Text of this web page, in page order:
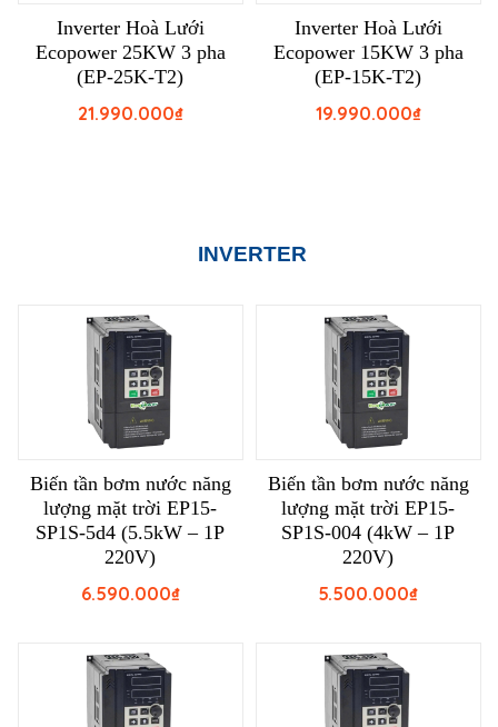
Inverter Hoà Lưới
Ecopower 25KW 3 pha
(EP-25K-T2)
₫
21.990.000
Inverter Hoà Lưới
Ecopower 15KW 3 pha
(EP-15K-T2)
₫
19.990.000
INVERTER
Biến tần bơm nước năng
lượng mặt trời EP15-
SP1S-5d4 (5.5kW – 1P
220V)
₫
6.590.000
Biến tần bơm nước năng
lượng mặt trời EP15-
SP1S-004 (4kW – 1P
220V)
₫
5.500.000